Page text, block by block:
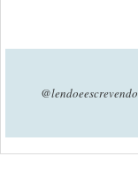
@lendoeescrevendo